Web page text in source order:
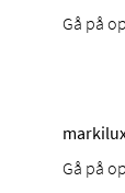
Gå på
Gå på